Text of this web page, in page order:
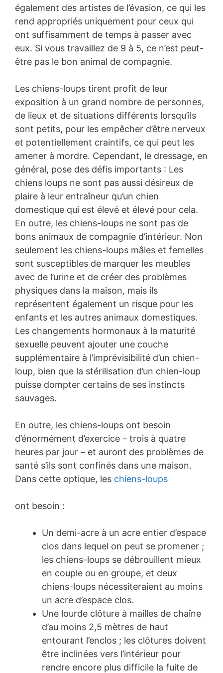
également des artistes de l’évasion, ce qui les
rend appropriés uniquement pour ceux qui
ont suffisamment de temps à passer avec
eux. Si vous travaillez de 9 à 5, ce n’est peut-
être pas le bon animal de compagnie.
Les chiens-loups tirent profit de leur
exposition à un grand nombre de personnes,
de lieux et de situations différents lorsqu’ils
sont petits, pour les empêcher d’être nerveux
et potentiellement craintifs, ce qui peut les
amener à mordre. Cependant, le dressage, en
général, pose des défis importants : Les
chiens loups ne sont pas aussi désireux de
plaire à leur entraîneur qu’un chien
domestique qui est élevé et élevé pour cela.
En outre, les chiens-loups ne sont pas de
bons animaux de compagnie d’intérieur. Non
seulement les chiens-loups mâles et femelles
sont susceptibles de marquer les meubles
avec de l’urine et de créer des problèmes
physiques dans la maison, mais ils
représentent également un risque pour les
enfants et les autres animaux domestiques.
Les changements hormonaux à la maturité
sexuelle peuvent ajouter une couche
supplémentaire à l’imprévisibilité d’un chien-
loup, bien que la stérilisation d’un chien-loup
puisse dompter certains de ses instincts
sauvages.
En outre, les chiens-loups ont besoin
d’énormément d’exercice – trois à quatre
heures par jour – et auront des problèmes de
santé s’ils sont confinés dans une maison.
Dans cette optique, les chiens-loups
ont besoin :
Un demi-acre à un acre entier d’espace
clos dans lequel on peut se promener ;
les chiens-loups se débrouillent mieux
en couple ou en groupe, et deux
chiens-loups nécessiteraient au moins
un acre d’espace clos.
Une lourde clôture à mailles de chaîne
d’au moins 2,5 mètres de haut
entourant l’enclos ; les clôtures doivent
être inclinées vers l’intérieur pour
rendre encore plus difficile la fuite de